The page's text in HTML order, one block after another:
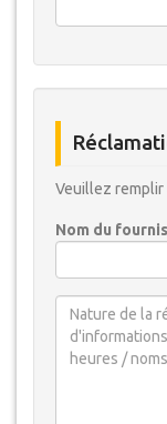
Veuillez
Nom du